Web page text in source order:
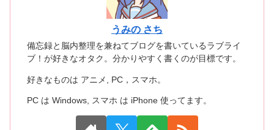
うみの さち
備忘録と脳内整理を兼ねてブログを書いているラブライ
ブ！が好きなオタク。分かりやすく書くのが目標です。
好きなものは アニメ, PC，スマホ。
PC は Windows, スマホ は iPhone 使ってます。